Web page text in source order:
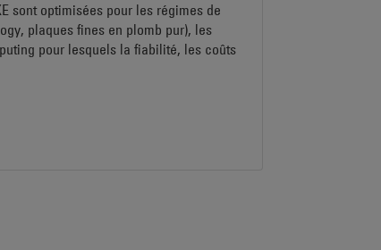
sont optimisées pour les régimes de
plaques fines en plomb pur), les
pour lesquels la fiabilité, les coûts